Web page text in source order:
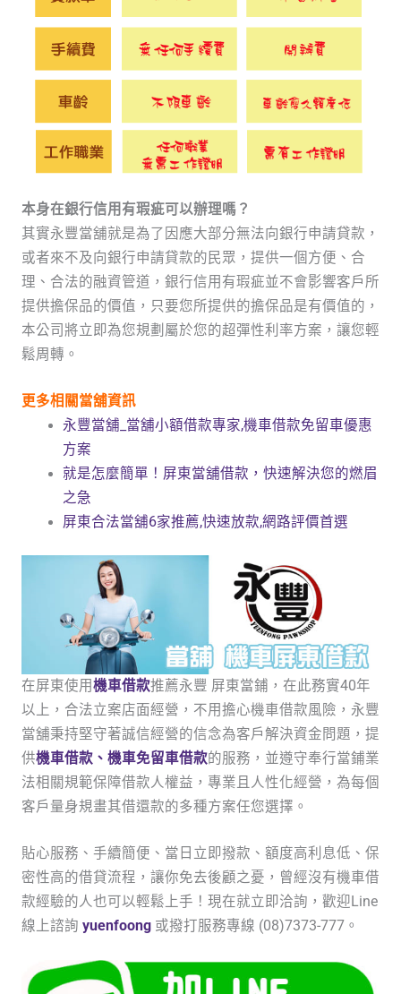
本身在銀行信用有瑕疵可以辦理嗎？
其實永豐當舖就是為了因應大部分無法向銀行申請貸款，
或者來不及向銀行申請貸款的民眾，提供一個方便、合
理、合法的融資管道，銀行信用有瑕疵並不會影響客戶所
提供擔保品的價值，只要您所提供的擔保品是有價值的，
本公司將立即為您規劃屬於您的超彈性利率方案，讓您輕
鬆周轉。
更多相關當舖資訊
永豐當舖_當舖小額借款專家,機車借款免留車優惠
方案
就是怎麼簡單！屏東當舖借款，快速解決您的燃眉
之急
屏東合法當舖6家推薦,快速放款,網路評價首選
在屏東使用機車借款推薦永豐 屏東當鋪，在此務實40年
以上，合法立案店面經營，不用擔心機車借款風險，永豐
當舖秉持堅守著誠信經營的信念為客戶解決資金問題，提
供機車借款、機車免留車借款的服務，並遵守奉行當鋪業
法相關規範保障借款人權益，專業且人性化經營，為每個
客戶量身規畫其借還款的多種方案任您選擇。
貼心服務、手續簡便、當日立即撥款、額度高利息低、保
密性高的借貸流程，讓你免去後顧之憂，曾經沒有機車借
款經驗的人也可以輕鬆上手！現在就立即洽詢，歡迎Line
線上諮詢 yuenfoong 或撥打服務專線 (08)7373-777。